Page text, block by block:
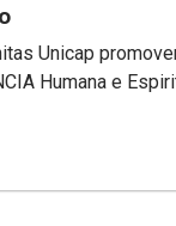
Unicap
Humana e